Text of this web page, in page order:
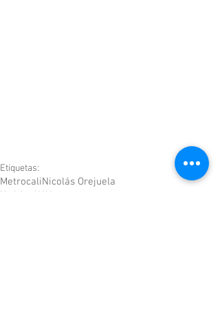
Etiquetas:
MetrocaliNicolás Orejuela
Noticias UAV